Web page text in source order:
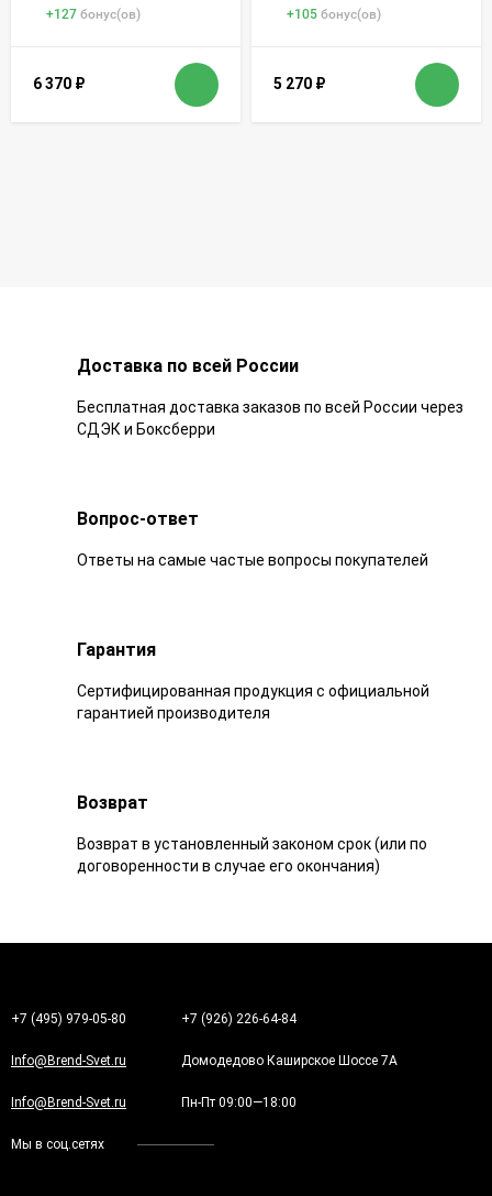
+127 бонус(ов)
6 370 ₽
+105 бонус(ов)
5 270 ₽
Доставка по всей России
Бесплатная доставка заказов по всей России через
СДЭК и Боксберри
Вопрос-ответ
Ответы на самые частые вопросы покупателей
Гарантия
Сертифицированная продукция с официальной
гарантией производителя
Возврат
Возврат в установленный законом срок (или по
договоренности в случае его окончания)
+7 (495) 979-05-80 +7 (926) 226-64-84
Info@Brend-Svet.ru Домодедово Каширское Шоссе 7А
Info@Brend-Svet.ru Пн-Пт 09:00—18:00
Мы в соц.сетях